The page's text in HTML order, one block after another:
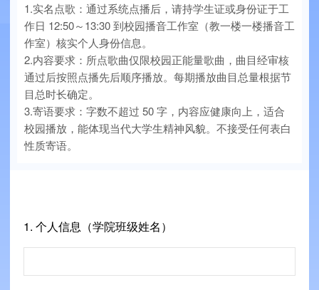
1.实名点歌：通过系统点播后，请持学生证或身份证于工
作日 12:50～13:30 到校园播音工作室（教一楼一楼播音工
作室）核实个人身份信息。
2.内容要求：所点歌曲仅限校园正能量歌曲，曲目经审核
通过后按照点播先后顺序播放。每期播放曲目总量根据节
目总时长确定。
3.寄语要求：字数不超过 50 字，内容应健康向上，适合
校园播放，能体现当代大学生精神风貌。不接受任何表白
性质寄语。
1. 个人信息（学院班级姓名）